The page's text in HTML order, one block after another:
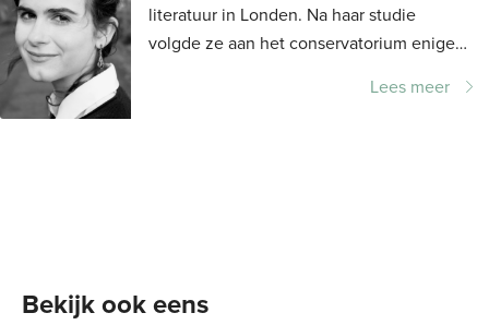
literatuur in Londen. Na haar studie
volgde ze aan het conservatorium enige
Lees meer
Bekijk ook eens